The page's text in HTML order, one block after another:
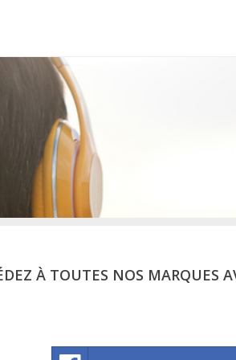
À TOUTES NOS MARQUES